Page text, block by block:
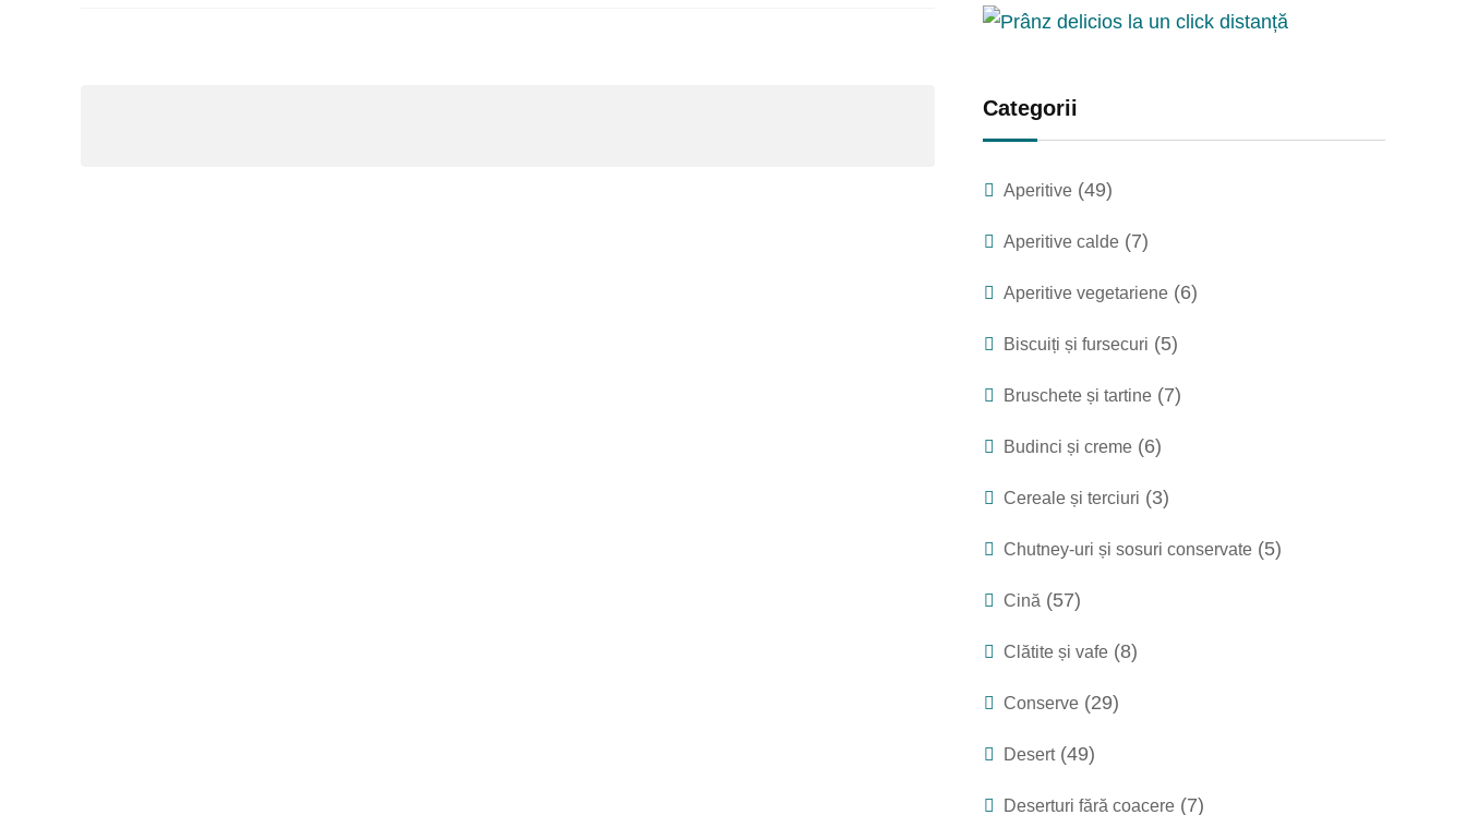
Categorii
Aperitive(49)
Aperitive calde(7)
Aperitive vegetariene(6)
Biscuiți și fursecuri (5)
Bruschete și tartine(7)
Budinci și creme(6)
Cereale și terciuri (3)
Chutney-uri și sosuri conservate(5)
Cină(57)
Clătite și vafe(8)
Conserve(29)
Desert(49)
Deserturi fără coacere(7)